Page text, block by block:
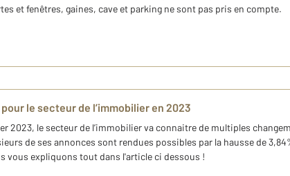
et fenêtres, gaines, cave et parking ne sont pas pris en compte.
le secteur de l’immobilier en 2023
2023, le secteur de l’immobilier va connaitre de multiples
de ses annonces sont rendues possibles par la hausse de
vous expliquons tout dans l'article ci dessous !